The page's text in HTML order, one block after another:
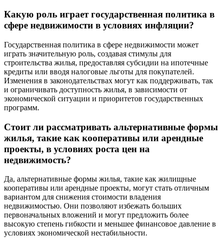
Какую роль играет государственная политика в
сфере недвижимости в условиях инфляции?
Государственная политика в сфере недвижимости может
играть значительную роль, создавая стимулы для
строительства жилья, предоставляя субсидии на ипотечные
кредиты или вводя налоговые льготы для покупателей.
Изменения в законодательствах могут как поддерживать, так
и ограничивать доступность жилья, в зависимости от
экономической ситуации и приоритетов государственных
программ.
Стоит ли рассматривать альтернативные формы
жилья, такие как кооперативы или арендные
проекты, в условиях роста цен на
недвижимость?
Да, альтернативные формы жилья, такие как жилищные
кооперативы или арендные проекты, могут стать отличным
вариантом для снижения стоимости владения
недвижимостью. Они позволяют избежать больших
первоначальных вложений и могут предложить более
высокую степень гибкости и меньшее финансовое давление в
условиях экономической нестабильности.